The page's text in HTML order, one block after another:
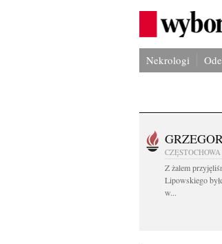
Nekrologi
CZĘSTOCHOWA
Z żalem
Lipowskiego
w...